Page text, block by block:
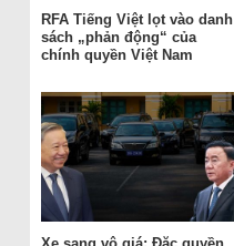
RFA Tiếng Việt lọt vào danh
sách „phản động“ của
chính quyền Việt Nam